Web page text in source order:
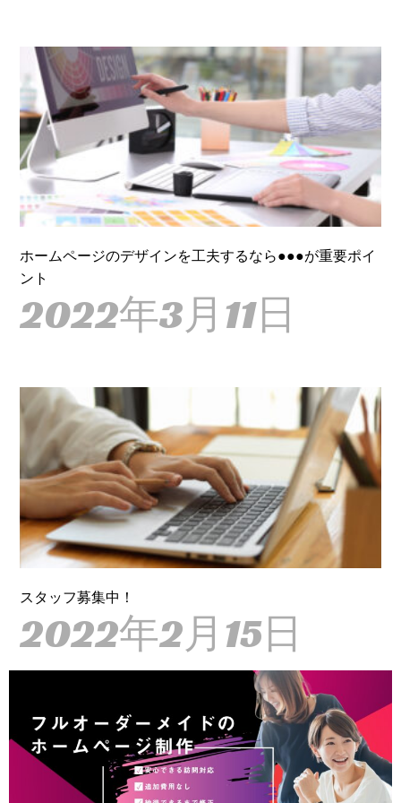
ホームページのデザインを工夫するなら●●●が重要ポイ
ント
2022年3月11日
スタッフ募集中！
2022年2月15日